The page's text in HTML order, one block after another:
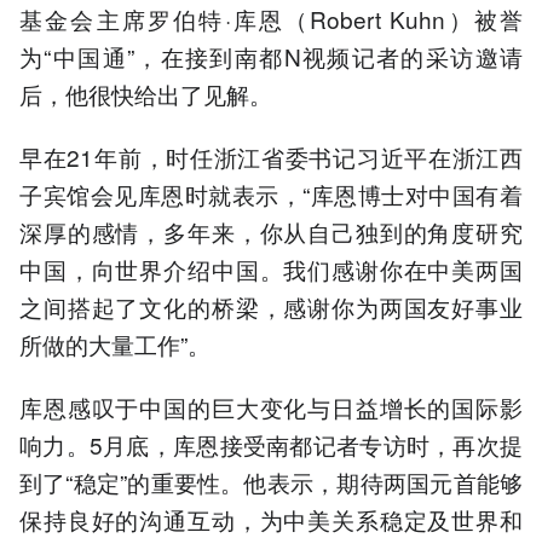
基金会主席罗伯特·库恩（Robert Kuhn）被誉
为“中国通”，在接到南都N视频记者的采访邀请
后，他很快给出了见解。
早在21年前，时任浙江省委书记习近平在浙江西
子宾馆会见库恩时就表示，“库恩博士对中国有着
深厚的感情，多年来，你从自己独到的角度研究
中国，向世界介绍中国。我们感谢你在中美两国
之间搭起了文化的桥梁，感谢你为两国友好事业
所做的大量工作”。
库恩感叹于中国的巨大变化与日益增长的国际影
响力。5月底，库恩接受南都记者专访时，再次提
到了“稳定”的重要性。他表示，期待两国元首能够
保持良好的沟通互动，为中美关系稳定及世界和